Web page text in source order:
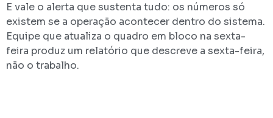
E vale o alerta que sustenta tudo: os números só
existem se a operação acontecer dentro do sistema.
Equipe que atualiza o quadro em bloco na sexta-
feira produz um relatório que descreve a sexta-feira,
não o trabalho.